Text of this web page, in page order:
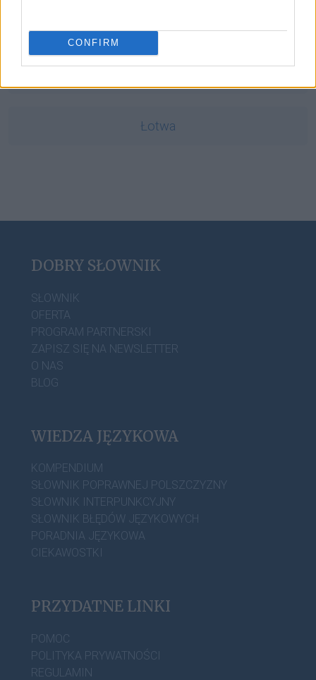
CONFIRM
Łotwa
DOBRY SŁOWNIK
SŁOWNIK
OFERTA
PROGRAM PARTNERSKI
ZAPISZ SIĘ NA NEWSLETTER
O NAS
BLOG
WIEDZA JĘZYKOWA
KOMPENDIUM
SŁOWNIK POPRAWNEJ POLSZCZYZNY
SŁOWNIK INTERPUNKCYJNY
SŁOWNIK BŁĘDÓW JĘZYKOWYCH
PORADNIA JĘZYKOWA
CIEKAWOSTKI
PRZYDATNE LINKI
POMOC
POLITYKA PRYWATNOŚCI
REGULAMIN